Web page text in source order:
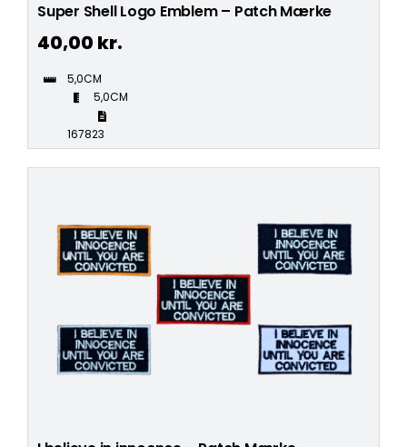
Super Shell Logo Emblem – Patch Mærke
40,00 kr.
5,0CM
5,0CM
167823